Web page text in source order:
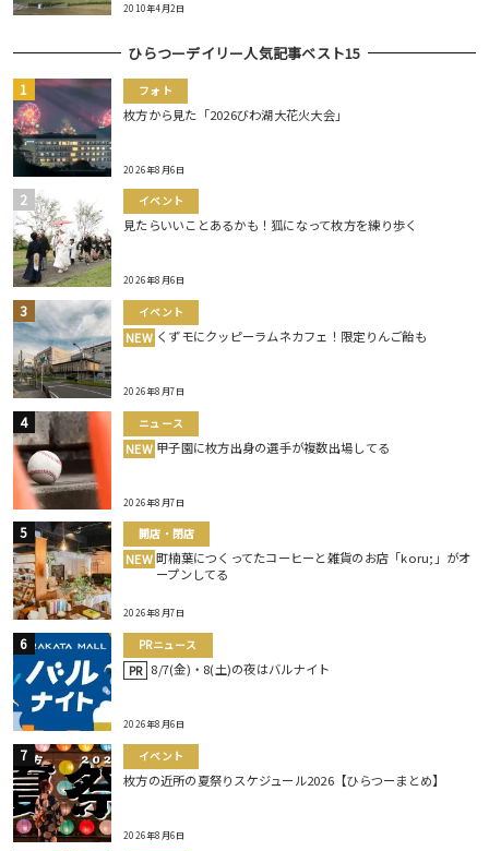
2010年4月2日
ひらつーデイリー人気記事ベスト15
フォト
枚方から見た「2026びわ湖大花火大会」
2026年8月6日
イベント
見たらいいことあるかも！狐になって枚方を練り歩く
2026年8月6日
イベント
NEW くずモにクッピーラムネカフェ！限定りんご飴も
2026年8月7日
ニュース
NEW 甲子園に枚方出身の選手が複数出場してる
2026年8月7日
開店・閉店
NEW 町楠葉につくってたコーヒーと雑貨のお店「koru;」がオ
ープンしてる
2026年8月7日
PRニュース
PR 8/7(金)・8(土)の夜はバルナイト
2026年8月6日
イベント
枚方の近所の夏祭りスケジュール2026【ひらつーまとめ】
2026年8月6日